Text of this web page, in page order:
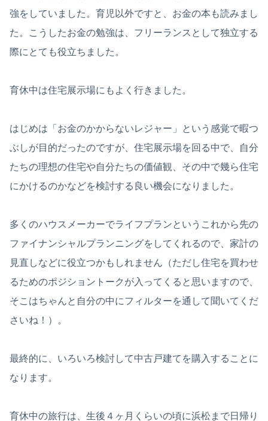
強をしていました。育児以外ですと、お金の本も読みまし
た。こうしたお金の勉強は、フリーランスとして独立する
際にとても役立ちました。
育休中は住宅展示場にもよく行きました。
はじめは「お金のかからないレジャー」という感覚で暇つ
ぶしが目的だったのですが、住宅展示場を回る中で、自分
たちの理想の住宅や自分たちの価値観、その中で幾ら住宅
にかけるのかなどを検討する良い機会になりました。
多くのハウスメーカーでライフプランというこれから先の
ファイナンシャルプランニングをしてくれるので、家計の
見直しなどに役立つかもしれません（ただし住宅を買わせ
るためのポジショントークが入ってくると思いますので、
そこはちゃんと自分の中にフィルターを通して聞いてくだ
さいね！）。
最終的に、いろいろ検討して中古戸建てを購入することに
なります。
育休中の旅行は、生後４ヶ月くらいの頃に浜松まで日帰り